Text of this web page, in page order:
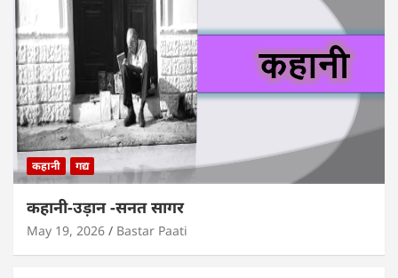
कहानी गद्य
कहानी-उड़ान -सनत सागर
May 19, 2026 Bastar Paati